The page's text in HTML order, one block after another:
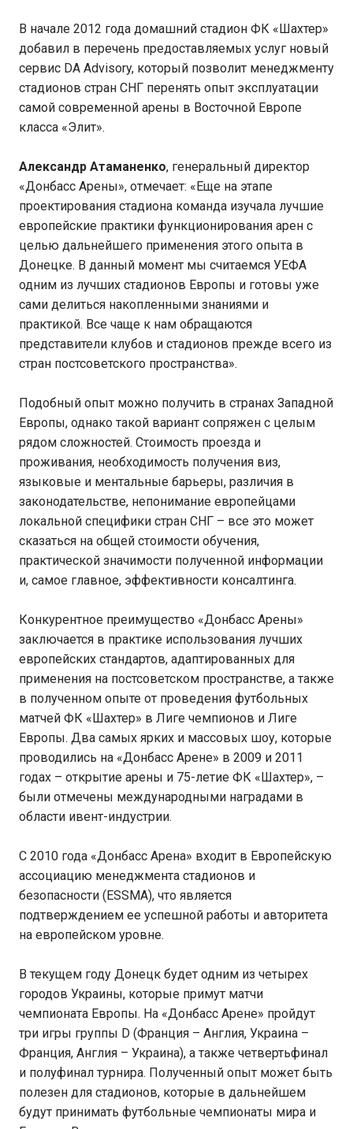
В начале 2012 года домашний стадион ФК «Шахтер»
добавил в перечень предоставляемых услуг новый
сервис DA Advisory, который позволит менеджменту
стадионов стран СНГ перенять опыт эксплуатации
самой современной арены в Восточной Европе
класса «Элит».
Александр Атаманенко, генеральный директор
«Донбасс Арены», отмечает: «Еще на этапе
проектирования стадиона команда изучала лучшие
европейские практики функционирования арен с
целью дальнейшего применения этого опыта в
Донецке. В данный момент мы считаемся УЕФА
одним из лучших стадионов Европы и готовы уже
сами делиться накопленными знаниями и
практикой. Все чаще к нам обращаются
представители клубов и стадионов прежде всего из
стран постсоветского пространства».
Подобный опыт можно получить в странах Западной
Европы, однако такой вариант сопряжен с целым
рядом сложностей. Стоимость проезда и
проживания, необходимость получения виз,
языковые и ментальные барьеры, различия в
законодательстве, непонимание европейцами
локальной специфики стран СНГ – все это может
сказаться на общей стоимости обучения,
практической значимости полученной информации
и, самое главное, эффективности консалтинга.
Конкурентное преимущество «Донбасс Арены»
заключается в практике использования лучших
европейских стандартов, адаптированных для
применения на постсоветском пространстве, а также
в полученном опыте от проведения футбольных
матчей ФК «Шахтер» в Лиге чемпионов и Лиге
Европы. Два самых ярких и массовых шоу, которые
проводились на «Донбасс Арене» в 2009 и 2011
годах – открытие арены и 75-летие ФК «Шахтер», –
были отмечены международными наградами в
области ивент-индустрии.
С 2010 года «Донбасс Арена» входит в Европейскую
ассоциацию менеджмента стадионов и
безопасности (ESSMA), что является
подтверждением ее успешной работы и авторитета
на европейском уровне.
В текущем году Донецк будет одним из четырех
городов Украины, которые примут матчи
чемпионата Европы. На «Донбасс Арене» пройдут
три игры группы D (Франция – Англия, Украина –
Франция, Англия – Украина), а также четвертьфинал
и полуфинал турнира. Полученный опыт может быть
полезен для стадионов, которые в дальнейшем
будут принимать футбольные чемпионаты мира и